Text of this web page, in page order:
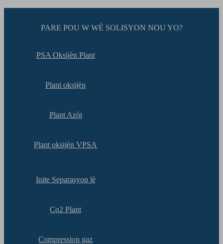
PARE POU W WÈ SOLISYON NOU YO?
PSA Oksijèn Plant
Plant oksijèn
Plant Azòt
Plant oksijèn VPSA
Inite Separasyon lè
Co2 Plant
Compression gaz